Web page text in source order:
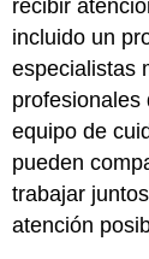
recibir
incluido un
especialistas
profesionales
equipo de
pueden
trabajar
atención